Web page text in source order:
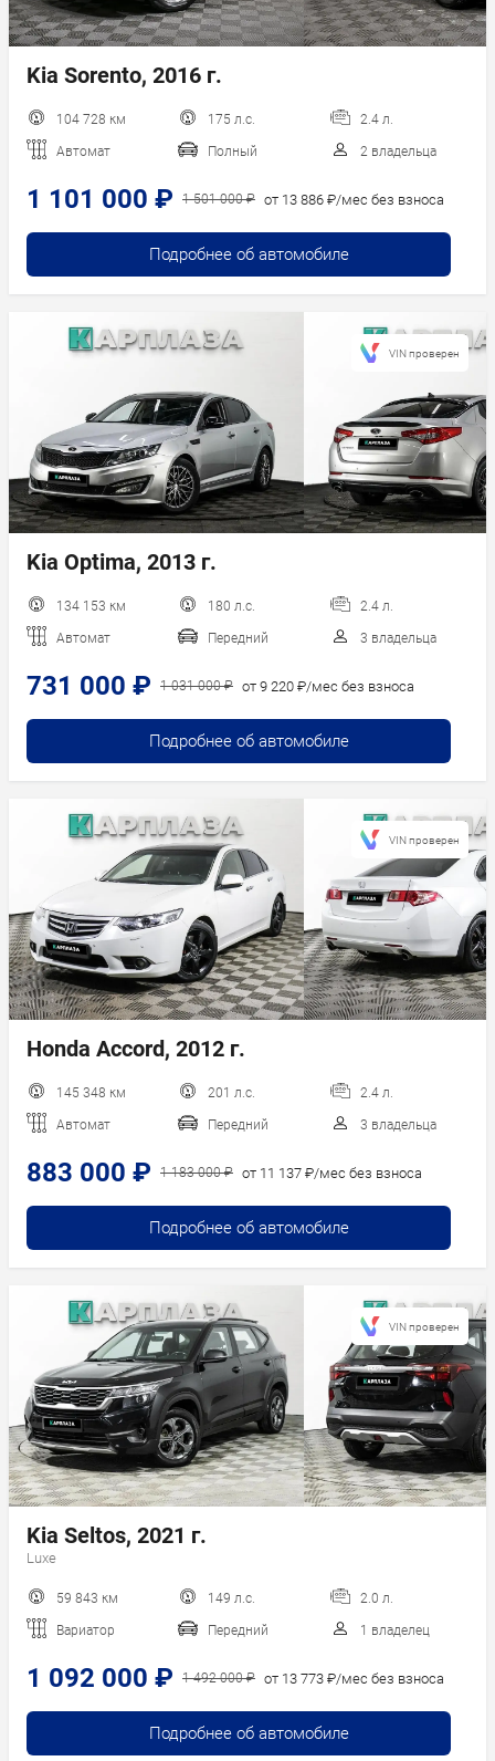
Kia Sorento, 2016 г.
104 728 км 175 л.с. 2.4 л.
Автомат Полный 2 владельца
1 101 000 ₽ 1 501 000 ₽ от 13 886 ₽/мес без взноса
Подробнее об автомобиле
Kia Optima, 2013 г.
134 153 км 180 л.с. 2.4 л.
Автомат Передний 3 владельца
731 000 ₽ 1 031 000 ₽ от 9 220 ₽/мес без взноса
Подробнее об автомобиле
VIN проверен
Honda Accord, 2012 г.
145 348 км 201 л.с. 2.4 л.
Автомат Передний 3 владельца
883 000 ₽ 1 183 000 ₽ от 11 137 ₽/мес без взноса
Подробнее об автомобиле
VIN проверен
Kia Seltos, 2021 г.
Luxe
59 843 км 149 л.с. 2.0 л.
Вариатор Передний 1 владелец
1 092 000 ₽ 1 492 000 ₽ от 13 773 ₽/мес без взноса
Подробнее об автомобиле
VIN проверен